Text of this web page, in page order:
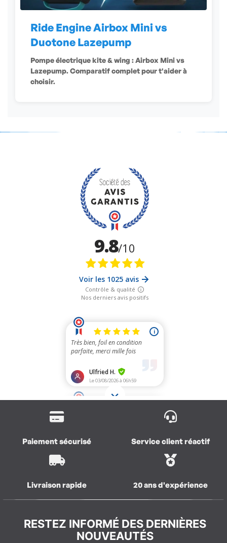
Ride Engine Airbox Mini vs
Duotone Lazepump
Pompe électrique kite & wing : Airbox Mini vs
Lazepump. Comparatif complet pour t'aider à
choisir.
Paiement sécurisé Service client réactif
Livraison rapide 20 ans d'expérience
RESTEZ INFORMÉ DES DERNIÈRES
NOUVEAUTÉS